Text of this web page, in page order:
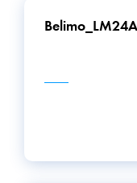
przełącznikiem 0